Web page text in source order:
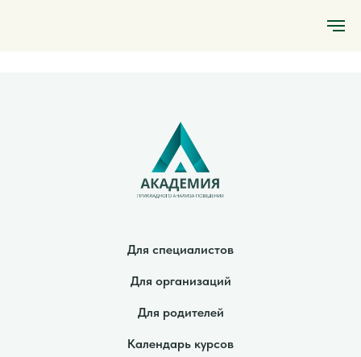
Для специалистов
Для организаций
Для родителей
Календарь курсов